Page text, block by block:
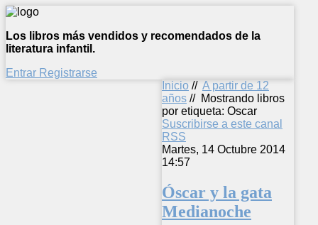
Los libros más vendidos y recomendados de la
literatura infantil.
Entrar Registrarse
Inicio // A partir de 12
años // Mostrando libros
por etiqueta: Oscar
Suscribirse a este canal
RSS
Martes, 14 Octubre 2014
14:57
Óscar y la gata
Medianoche